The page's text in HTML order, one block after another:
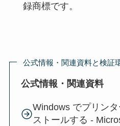
録商標です。
公式情報・関連資料と検証
公式情報・関連資料
Windows でプリン
ストールする -